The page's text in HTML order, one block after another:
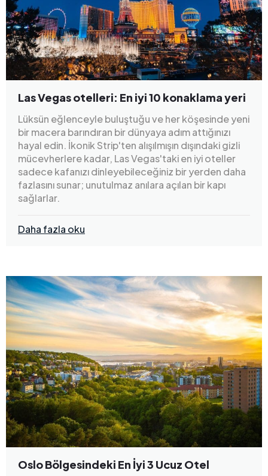
Las Vegas otelleri: En iyi 10 konaklama yeri
Lüksün eğlenceyle buluştuğu ve her köşesinde yeni
bir macera barındıran bir dünyaya adım attığınızı
hayal edin. İkonik Strip'ten alışılmışın dışındaki gizli
mücevherlere kadar, Las Vegas'taki en iyi oteller
sadece kafanızı dinleyebileceğiniz bir yerden daha
fazlasını sunar; unutulmaz anılara açılan bir kapı
sağlarlar.
Daha fazla oku
Oslo Bölgesindeki En İyi 3 Ucuz Otel